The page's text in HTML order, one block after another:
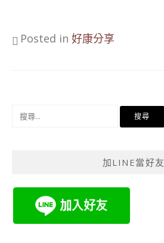
Posted in 好康分享
加LINE當好友